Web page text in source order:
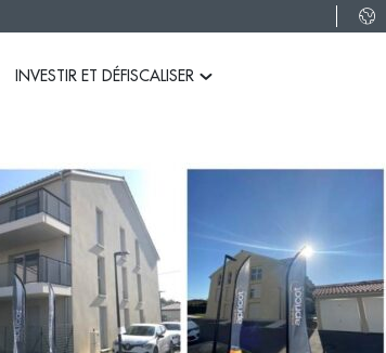
le neuf
au BRS ?
INVESTIR ET DÉFISCALISER